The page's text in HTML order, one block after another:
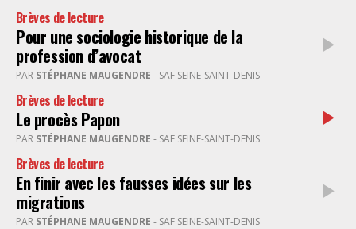
Brèves de lecture
Pour une sociologie historique de la
profession d’avocat
PAR STÉPHANE MAUGENDRE - SAF SEINE-SAINT-DENIS
Brèves de lecture
Le procès Papon
PAR STÉPHANE MAUGENDRE - SAF SEINE-SAINT-DENIS
Brèves de lecture
En finir avec les fausses idées sur les
migrations
PAR STÉPHANE MAUGENDRE - SAF SEINE-SAINT-DENIS